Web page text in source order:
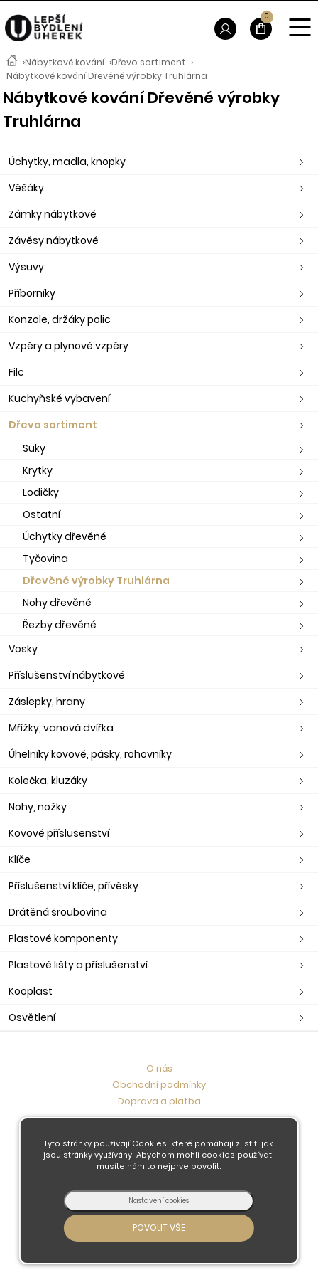
›Nábytkové kování ›Dřevo sortiment ›
Nábytkové kování Dřevěné výrobky Truhlárna
Nábytkové kování Dřevěné výrobky
Truhlárna
Úchytky, madla, knopky
Věšáky
Zámky nábytkové
Závěsy nábytkové
Výsuvy
Příborníky
Konzole, držáky polic
Vzpěry a plynové vzpěry
Filc
Kuchyňské vybavení
Dřevo sortiment
Suky
Krytky
Lodičky
Ostatní
Úchytky dřevěné
Tyčovina
Dřevěné výrobky Truhlárna
Nohy dřevěné
Řezby dřevěné
Vosky
Příslušenství nábytkové
Záslepky, hrany
Mřížky, vanová dvířka
Úhelníky kovové, pásky, rohovníky
Kolečka, kluzáky
Nohy, nožky
Kovové příslušenství
Klíče
Příslušenství klíče, přívěsky
Drátěná šroubovina
Plastové komponenty
Plastové lišty a příslušenství
Kooplast
Osvětlení
0
O nás
Obchodní podmínky
Doprava a platba
Kontaktujte nás
© 2026 - Developed by Insions.r.o. & Liberec
Tyto stránky používají Cookies, které pomáhají zjistit, jak
jsou stránky využívány. Abychom mohli cookies používat,
musíte nám to nejprve povolit.